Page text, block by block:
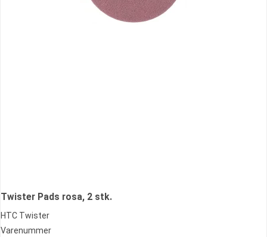
Twister Pads rosa, 2 stk.
HTC Twister
Varenummer